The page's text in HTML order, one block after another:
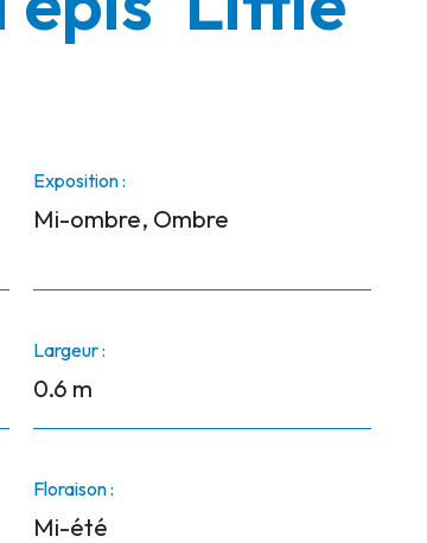
Exposition :
Mi-ombre, Ombre
Largeur :
0.6 m
Floraison :
Mi-été